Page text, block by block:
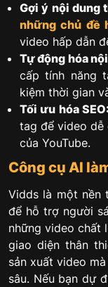
Gợi ý nội dung
những chủ đề
video hấp dẫn
Tự động hóa
cấp tính năng
kiệm thời gian
Tối ưu hóa SEO:
tag để video dễ
của YouTube.
Công cụ AI
Vidds là một nền
để hỗ trợ người
những video chất
giao diện thân
sản xuất video
sâu. Nếu bạn dự